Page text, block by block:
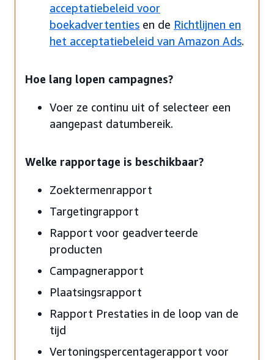
acceptatiebeleid voor
boekadvertenties en de Richtlijnen en
het acceptatiebeleid van Amazon Ads.
Hoe lang lopen campagnes?
Voer ze continu uit of selecteer een
aangepast datumbereik.
Welke rapportage is beschikbaar?
Zoektermenrapport
Targetingrapport
Rapport voor geadverteerde
producten
Campagnerapport
Plaatsingsrapport
Rapport Prestaties in de loop van de
tijd
Vertoningspercentagerapport voor